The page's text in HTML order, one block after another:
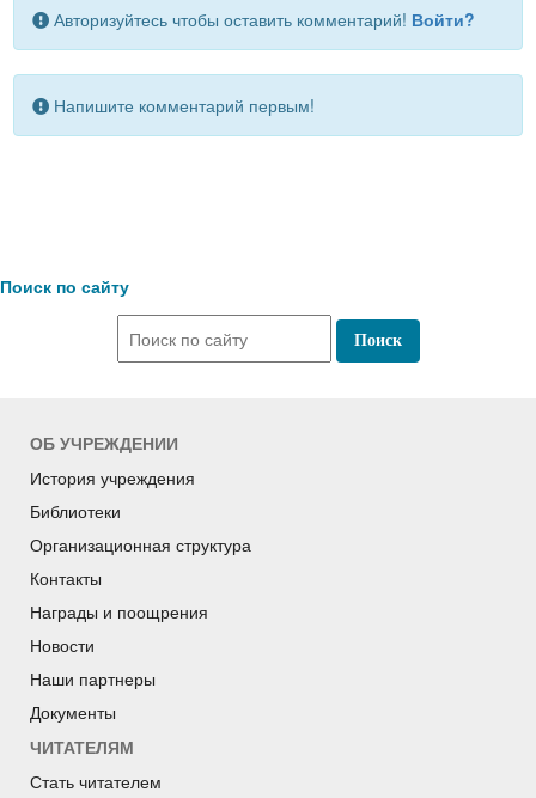
Авторизуйтесь чтобы оставить комментарий! Войти?
Напишите комментарий первым!
Поиск по сайту
ОБ УЧРЕЖДЕНИИ
История учреждения
Библиотеки
Организационная структура
Контакты
Награды и поощрения
Новости
Наши партнеры
Документы
ЧИТАТЕЛЯМ
Стать читателем